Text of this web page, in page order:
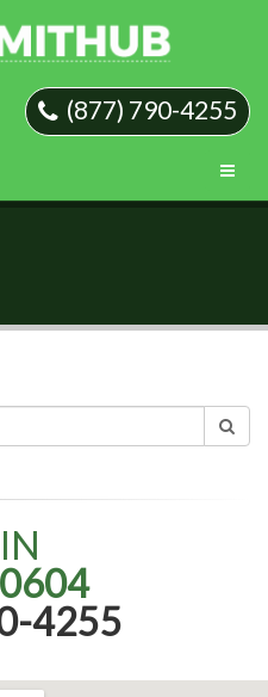
(877) 790-4255
4255